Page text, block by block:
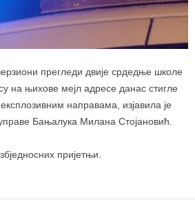
прегледи двије срдедње школе
на њихове мејл адресе данас стигле
направама, изјавила је
Бањалука Милана Стојановић.
пријетњи.